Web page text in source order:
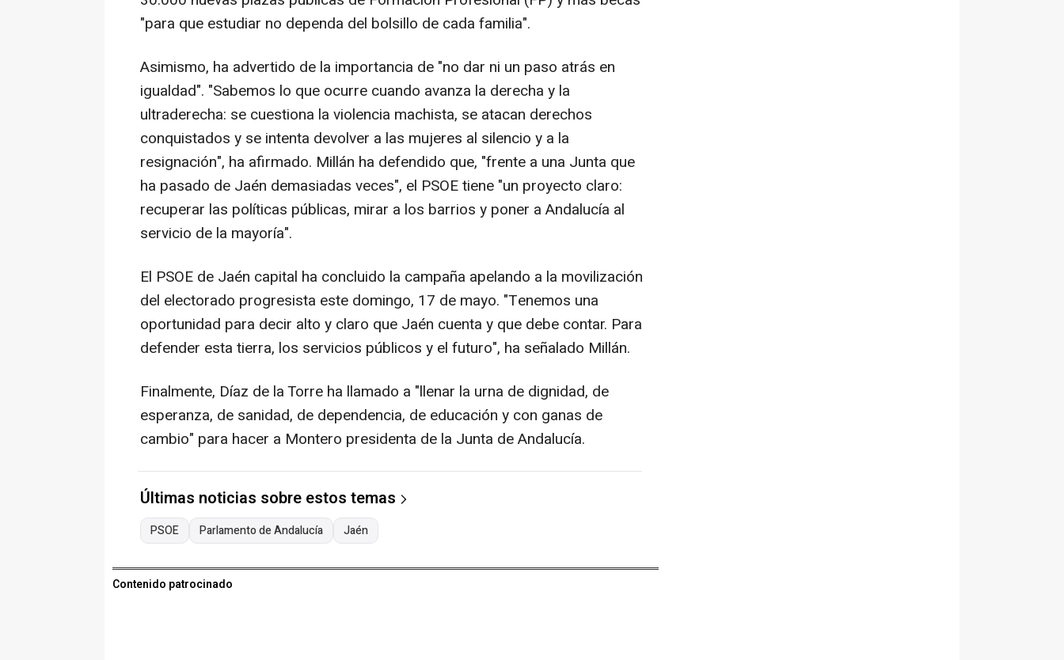
"para que estudiar no dependa del bolsillo de cada familia".
Asimismo, ha advertido de la importancia de "no dar ni un paso atrás en
igualdad". "Sabemos lo que ocurre cuando avanza la derecha y la
ultraderecha: se cuestiona la violencia machista, se atacan derechos
conquistados y se intenta devolver a las mujeres al silencio y a la
resignación", ha afirmado. Millán ha defendido que, "frente a una Junta que
ha pasado de Jaén demasiadas veces", el PSOE tiene "un proyecto claro:
recuperar las políticas públicas, mirar a los barrios y poner a Andalucía al
servicio de la mayoría".
El PSOE de Jaén capital ha concluido la campaña apelando a la movilización
del electorado progresista este domingo, 17 de mayo. "Tenemos una
oportunidad para decir alto y claro que Jaén cuenta y que debe contar. Para
defender esta tierra, los servicios públicos y el futuro", ha señalado Millán.
Finalmente, Díaz de la Torre ha llamado a "llenar la urna de dignidad, de
esperanza, de sanidad, de dependencia, de educación y con ganas de
cambio" para hacer a Montero presidenta de la Junta de Andalucía.
Últimas noticias sobre estos temas
PSOE Parlamento de Andalucía Jaén
Contenido patrocinado